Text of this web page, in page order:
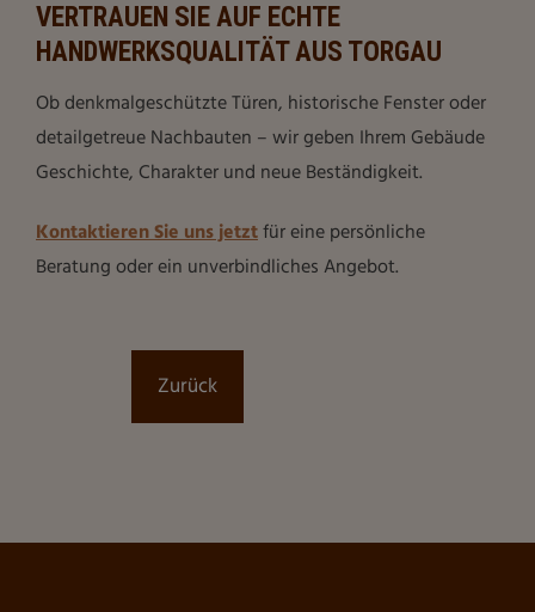
Zurück
VERTRAUEN SIE AUF ECHTE
HANDWERKSQUALITÄT AUS TORGAU
Ob denkmalgeschützte Türen, historische Fenster oder
detailgetreue Nachbauten – wir geben Ihrem Gebäude
Geschichte, Charakter und neue Beständigkeit.
Kontaktieren Sie uns jetztfür eine persönliche
Beratung oder ein unverbindliches Angebot.